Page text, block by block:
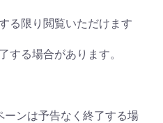
る限り閲覧いただけます
する場合があります。
ンは予告なく終了する場